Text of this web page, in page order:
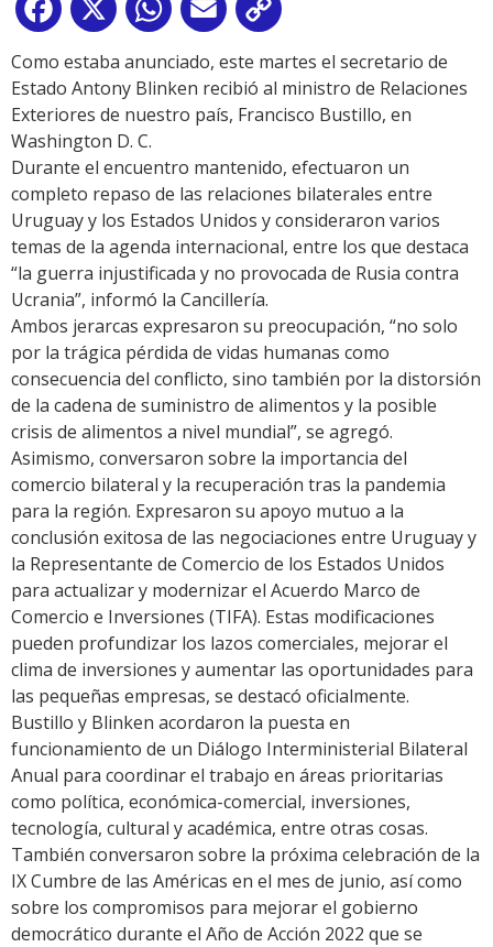
Facebook
X WhatsApp
Email
Link
Como estaba anunciado, este martes el secretario de
Estado Antony Blinken recibió al ministro de Relaciones
Exteriores de nuestro país, Francisco Bustillo, en
Washington D. C.
Durante el encuentro mantenido, efectuaron un
completo repaso de las relaciones bilaterales entre
Uruguay y los Estados Unidos y consideraron varios
temas de la agenda internacional, entre los que destaca
“la guerra injustificada y no provocada de Rusia contra
Ucrania”, informó la Cancillería.
Ambos jerarcas expresaron su preocupación, “no solo
por la trágica pérdida de vidas humanas como
consecuencia del conflicto, sino también por la distorsión
de la cadena de suministro de alimentos y la posible
crisis de alimentos a nivel mundial”, se agregó.
Asimismo, conversaron sobre la importancia del
comercio bilateral y la recuperación tras la pandemia
para la región. Expresaron su apoyo mutuo a la
conclusión exitosa de las negociaciones entre Uruguay y
la Representante de Comercio de los Estados Unidos
para actualizar y modernizar el Acuerdo Marco de
Comercio e Inversiones (TIFA). Estas modificaciones
pueden profundizar los lazos comerciales, mejorar el
clima de inversiones y aumentar las oportunidades para
las pequeñas empresas, se destacó oficialmente.
Bustillo y Blinken acordaron la puesta en
funcionamiento de un Diálogo Interministerial Bilateral
Anual para coordinar el trabajo en áreas prioritarias
como política, económica-comercial, inversiones,
tecnología, cultural y académica, entre otras cosas.
También conversaron sobre la próxima celebración de la
IX Cumbre de las Américas en el mes de junio, así como
sobre los compromisos para mejorar el gobierno
democrático durante el Año de Acción 2022 que se